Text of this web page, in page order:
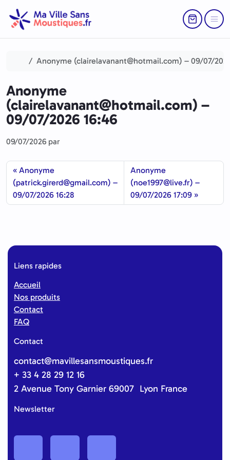
Return to
Menu
Accueil
Anonyme (clairelavanant@hotmail.com) – 09/07/
Anonyme
(clairelavanant@hotmail.com) –
09/07/2026 16:46
09/07/2026 par
Anonyme
(patrick.girerd@gmail.com) –
09/07/2026 16:28
Anonyme
(noe1997@live.fr) –
09/07/2026 17:09
Liens rapides
Accueil
Nos produits
Contact
FAQ
Contact
contact@mavillesansmoustiques.fr
+ 33 4 28 29 12 16
2 Avenue Tony Garnier 69007 Lyon France
Newsletter